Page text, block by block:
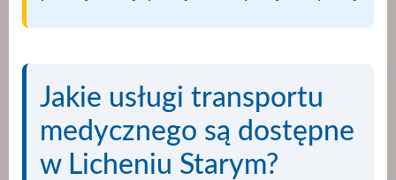
Jakie usługi transportu
medycznego są dostępne
w Licheniu Starym?